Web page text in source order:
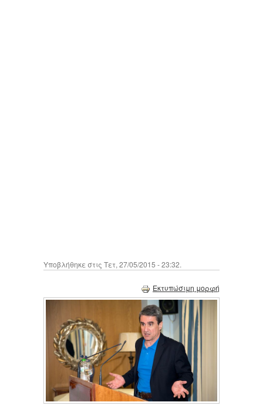
Υποβλήθηκε στις Τετ, 27/05/2015 - 23:32.
Εκτυπώσιμη μορφή